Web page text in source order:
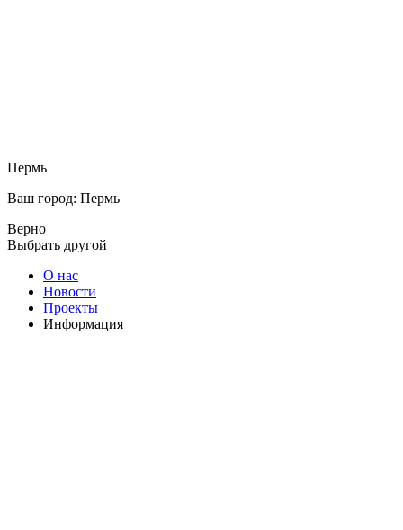
Пермь
Ваш город: Пермь
Верно
Выбрать другой
О нас
Новости
Проекты
Информация